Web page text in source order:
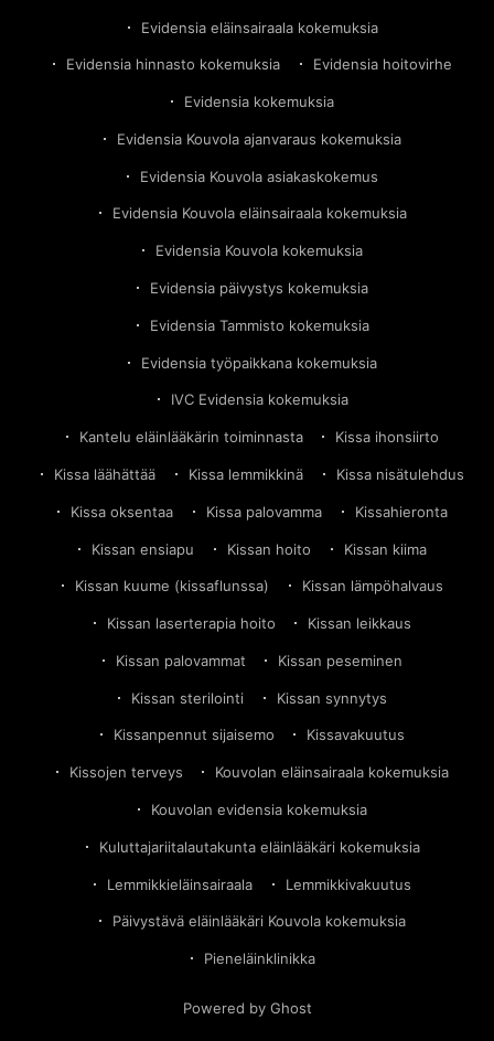
Evidensia eläinsairaala kokemuksia
Evidensia hinnasto kokemuksia Evidensia hoitovirhe
Evidensia kokemuksia
Evidensia Kouvola ajanvaraus kokemuksia
Evidensia Kouvola asiakaskokemus
Evidensia Kouvola eläinsairaala kokemuksia
Evidensia Kouvola kokemuksia
Evidensia päivystys kokemuksia
Evidensia Tammisto kokemuksia
Evidensia työpaikkana kokemuksia
IVC Evidensia kokemuksia
Kantelu eläinlääkärin toiminnasta Kissa ihonsiirto
Kissa läähättää Kissa lemmikkinä Kissa nisätulehdus
Kissa oksentaa Kissa palovamma Kissahieronta
Kissan ensiapu Kissan hoito Kissan kiima
Kissan kuume (kissaflunssa) Kissan lämpöhalvaus
Kissan laserterapia hoito Kissan leikkaus
Kissan palovammat Kissan peseminen
Kissan sterilointi Kissan synnytys
Kissanpennut sijaisemo Kissavakuutus
Kissojen terveys Kouvolan eläinsairaala kokemuksia
Kouvolan evidensia kokemuksia
Kuluttajariitalautakunta eläinlääkäri kokemuksia
Lemmikkieläinsairaala Lemmikkivakuutus
Päivystävä eläinlääkäri Kouvola kokemuksia
Pieneläinklinikka
Powered by Ghost